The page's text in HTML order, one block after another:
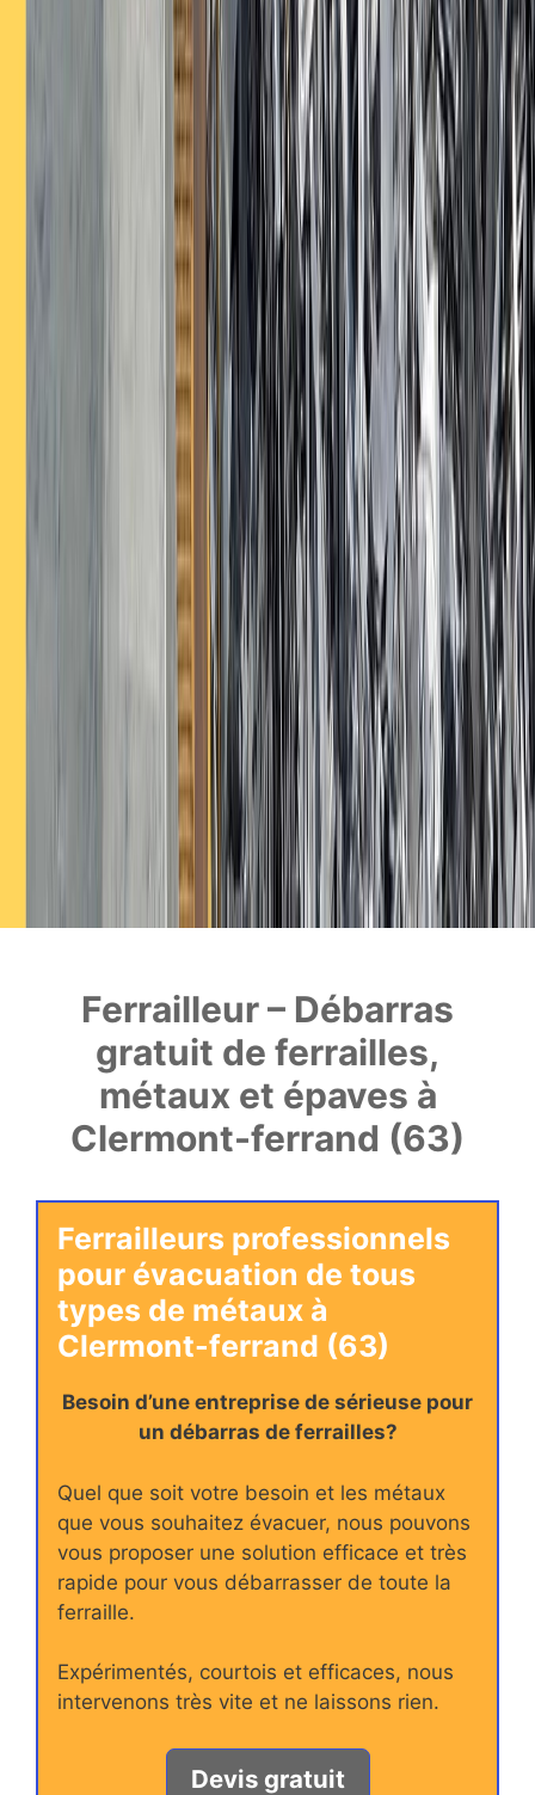
Ferrailleur – Débarras
gratuit de ferrailles,
métaux et épaves à
Clermont-ferrand (63)
Ferrailleurs professionnels
pour évacuation de tous
types de métaux à
Clermont-ferrand (63)
Besoin d’une entreprise de sérieuse pour
un débarras de ferrailles?
Quel que soit votre besoin et les métaux
que vous souhaitez évacuer, nous pouvons
vous proposer une solution efficace et très
rapide pour vous débarrasser de toute la
ferraille.
Expérimentés, courtois et efficaces, nous
intervenons très vite et ne laissons rien.
Devis gratuit